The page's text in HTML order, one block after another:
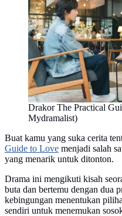
Drakor The Practical
Mydramalist)
Buat kamu yang suka cerita
Guide to Love menjadi salah
yang menarik untuk ditonton.
Drama ini mengikuti kisah
buta dan bertemu dengan dua
kebingungan menentukan
sendiri untuk menemukan